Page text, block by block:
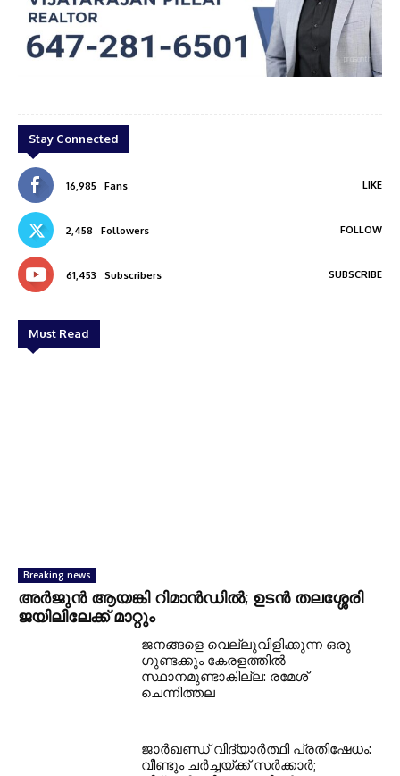
prasanth
Stay Connected
16,985 Fans LIKE
2,458 Followers FOLLOW
61,453 Subscribers SUBSCRIBE
Must Read
Breaking news
അര്‍ജുന്‍ ആയങ്കി റിമാന്‍ഡില്‍; ഉടന്‍ തലശ്ശേരി
ജയിലിലേക്ക് മാറ്റും
ജനങ്ങളെ വെല്ലുവിളിക്കുന്ന ഒരു
ഗുണ്ടക്കും കേരളത്തിൽ
സ്ഥാനമുണ്ടാകില്ല: രമേശ്
ചെന്നിത്തല
ജാർഖണ്ഡ് വിദ്യാർത്ഥി പ്രതിഷേധം:
വീണ്ടും ചർച്ചയ്ക്ക് സർക്കാർ;